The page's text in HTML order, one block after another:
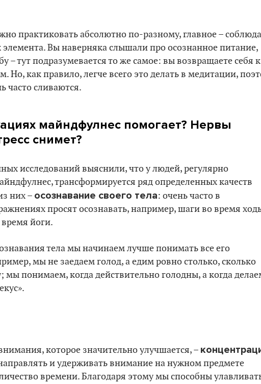
практиковать абсолютно по-разному, главное –
элемента. Вы наверняка слышали про осознанное питание,
– тут подразумевается то же самое: вы возвращаете себя к
Но, как правило, легче всего это делать в медитации,
часто сливаются.
майндфулнес помогает? Нервы
снимет?
исследований выяснили, что у людей, регулярно
трансформируется ряд определенных качеств
них – осознавание своего тела: очень часто в
просят осознавать, например, шаги во время
йоги.
тела мы начинаем лучше понимать все его
мы не заедаем голод, а едим ровно столько, сколько
мы понимаем, когда действительно голодны, а когда
которое значительно улучшается, –
и удерживать внимание на нужном предмете
времени. Благодаря этому мы способны